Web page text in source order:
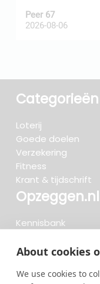
About cookies
We use cookies to
Peer 67
2026-08-06
Categorieën
Loterij
Goede doelen
Verzekering
Fitness
Krant & tijdschrift
Opzeggen.nl
Kennisbank
Beoordelingen